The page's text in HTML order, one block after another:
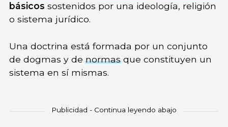
básicos sostenidos por una ideología, religión
o sistema jurídico.
Una doctrina está formada por un conjunto
de dogmas y denormasque constituyen un
sistema en sí mismas.